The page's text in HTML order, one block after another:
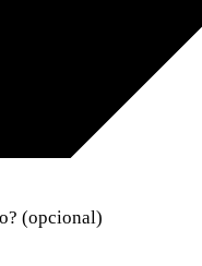
(opcional)